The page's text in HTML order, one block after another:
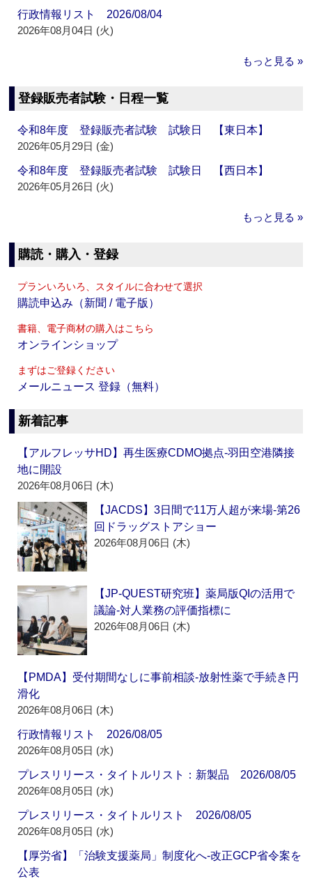
行政情報リスト 2026/08/04
2026年08月04日 (火)
もっと見る »
登録販売者試験・日程一覧
令和8年度 登録販売者試験 試験日 【東日本】
2026年05月29日 (金)
令和8年度 登録販売者試験 試験日 【西日本】
2026年05月26日 (火)
もっと見る »
購読・購入・登録
プランいろいろ、スタイルに合わせて選択
購読申込み（新聞 / 電子版）
書籍、電子商材の購入はこちら
オンラインショップ
まずはご登録ください
メールニュース 登録（無料）
新着記事
【アルフレッサHD】再生医療CDMO拠点‐羽田空港隣接
地に開設
2026年08月06日 (木)
【JACDS】3日間で11万人超が来場‐第26
回ドラッグストアショー
2026年08月06日 (木)
【JP-QUEST研究班】薬局版QIの活用で
議論‐対人業務の評価指標に
2026年08月06日 (木)
【PMDA】受付期間なしに事前相談‐放射性薬で手続き円
滑化
2026年08月06日 (木)
行政情報リスト 2026/08/05
2026年08月05日 (水)
プレスリリース・タイトルリスト：新製品 2026/08/05
2026年08月05日 (水)
プレスリリース・タイトルリスト 2026/08/05
2026年08月05日 (水)
【厚労省】「治験支援薬局」制度化へ‐改正GCP省令案を
公表